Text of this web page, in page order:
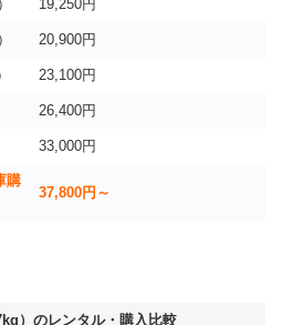
19,250円
20,900円
23,100円
26,400円
33,000円
購
37,800円～
）のレンタル・購入比較